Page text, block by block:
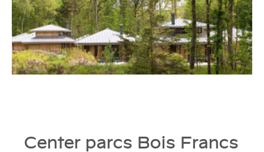
Center parcs Bois Francs